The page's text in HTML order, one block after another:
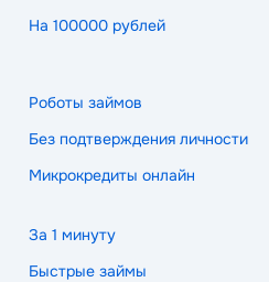
На 100000 рублей
Роботы займов
Без подтверждения личности
Микрокредиты онлайн
За 1 минуту
Быстрые займы